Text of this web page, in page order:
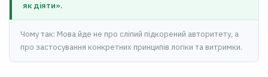
як діяти».
Чому так: Мова йде не про сліпий підкорений авторитету, а
про застосування конкретних принципів логіки та витримки.